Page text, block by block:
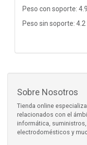
Peso con soporte:
Peso sin soporte: 4.2
Sobre Nosotros
Tienda online
relacionados con el
informática,
electrodomésticos y